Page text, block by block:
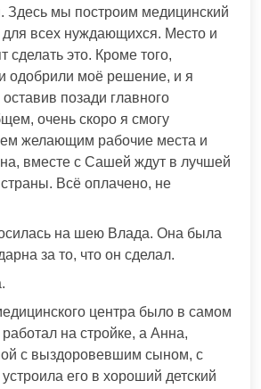
Здесь мы построим медицинский
для всех нуждающихся. Место и
сделать это. Кроме того,
одобрили моё решение, и я
позади главного
очень скоро я смогу
желающим рабочие места и
вместе с Сашей ждут в лучшей
страны. Всё оплачено, не
на шею Влада. Она была
за то, что он сделал.
центра было в самом
на стройке, а Анна,
с выздоровевшим сыном, с
его в хороший детский